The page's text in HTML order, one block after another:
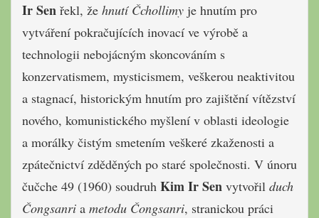
Ir Sen řekl, že hnutí Čchollimy je hnutím pro
vytváření pokračujících inovací ve výrobě a
technologii nebojácným skoncováním s
konzervatismem, mysticismem, veškerou neaktivitou
a stagnací, historickým hnutím pro zajištění vítězství
nového, komunistického myšlení v oblasti ideologie
a morálky čistým smetením veškeré zkaženosti a
zpátečnictví zděděných po staré společnosti. V únoru
čučche 49 (1960) soudruh Kim Ir Sen vytvořil duch
Čongsanri a metodu Čongsanri, stranickou práci